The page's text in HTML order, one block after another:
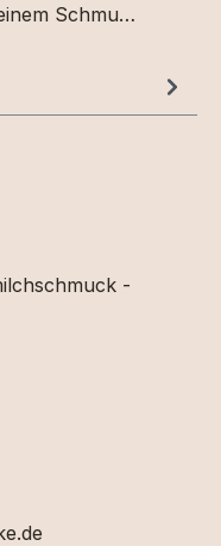
Schmu…
-